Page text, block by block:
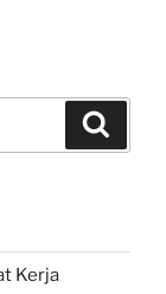
Kerja